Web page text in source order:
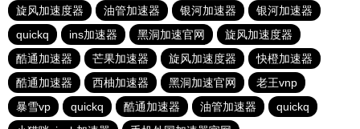
旋风加速度器
油管加速器 银河加速器
银河加速器
quickq
ins加速器 黑洞加速官网
旋风加速度器
酷通加速器
芒果加速器 旋风加速度器
快橙加速器
酷通加速器
西柚加速器 黑洞加速官网
老王vnp
暴雪vp
quickq 酷通加速器 油管加速器
quickq